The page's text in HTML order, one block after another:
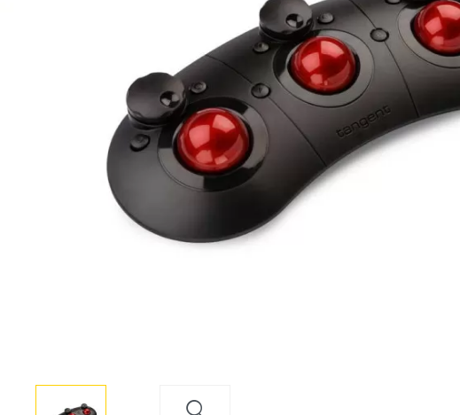
More
info